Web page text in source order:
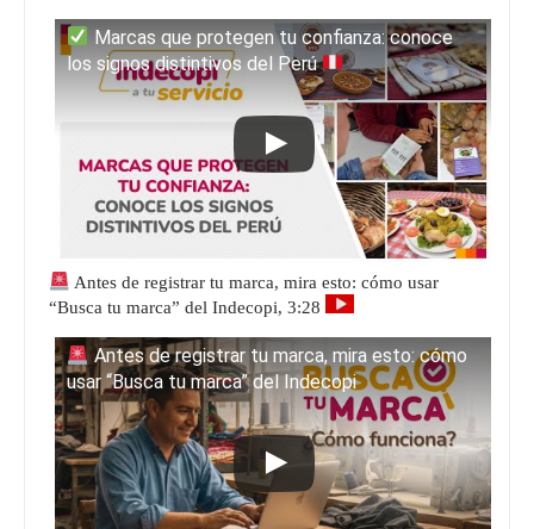
Marcas que protegen tu confianza: conoce
los signos distintivos del Perú
Antes de registrar tu marca, mira esto: cómo usar
“Busca tu marca” del Indecopi, 3:28
Antes de registrar tu marca, mira esto: cómo
usar “Busca tu marca” del Indecopi